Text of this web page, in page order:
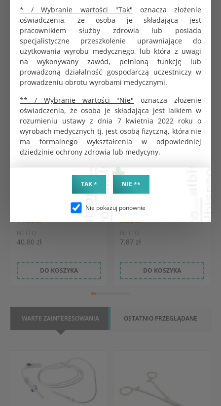
* / Wybranie wartości "Tak" oznacza złożenie
oświadczenia, że osoba je składająca jest
pracownikiem służby zdrowia lub posiada
specjalistyczne przeszkolenie uprawniające do
użytkowania wyrobu medycznego, lub która z uwagi
na wykonywany zawód, pełnioną funkcję lub
prowadzoną działalność gospodarczą uczestniczy w
prowadzeniu obrotu wyrobami medycznymi.
** / Wybranie wartości "Nie" oznacza złożenie
oświadczenia, że osoba je składająca jest laikiem w
rozumieniu ustawy z dnia 7 kwietnia 2022 roku o
wyrobach medycznych tj. jest osobą fizyczną, która nie
ma formalnego wykształcenia w odpowiedniej
dziedzinie ochrony zdrowia lub medycyny.
TAK * NIE **
Nie pokazuj ponownie
PRODUKTY POWIĄZANE
Wziernik metalowy Cusco
44.06 zł
40.80 zł
DO KOSZYKA
Igła iniekcyjna sterylna 23G
0,6x25mm 100 szt. Protecline
BRUTTO
8.50 zł
7.87 zł
DO KOSZYKA
WARTE ZAINTERESOWANIA OSTATNIO PRZEGLĄDANE